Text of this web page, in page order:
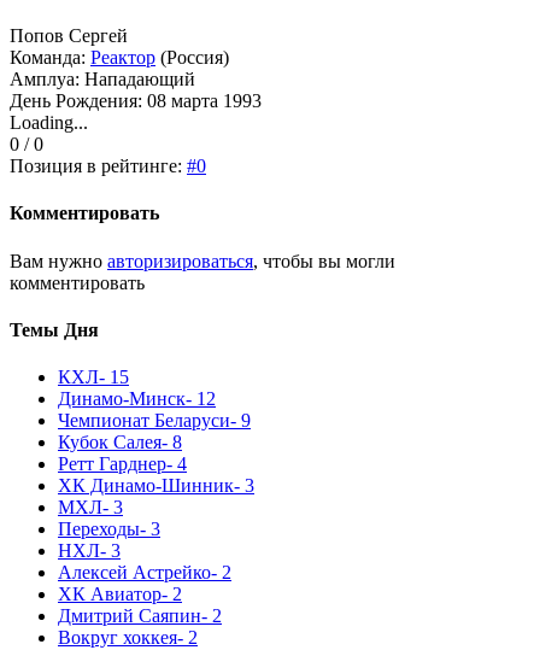
Попов Сергей
Команда: Реактор (Россия)
Амплуа: Нападающий
День Рождения: 08 марта 1993
Loading...
0 / 0
Позиция в рейтинге: #0
Комментировать
Вам нужно авторизироваться, чтобы вы могли
комментировать
Темы Дня
КХЛ- 15
Динамо-Минск- 12
Чемпионат Беларуси- 9
Кубок Салея- 8
Ретт Гарднер- 4
ХК Динамо-Шинник- 3
МХЛ- 3
Переходы- 3
НХЛ- 3
Алексей Астрейко- 2
ХК Авиатор- 2
Дмитрий Саяпин- 2
Вокруг хоккея- 2